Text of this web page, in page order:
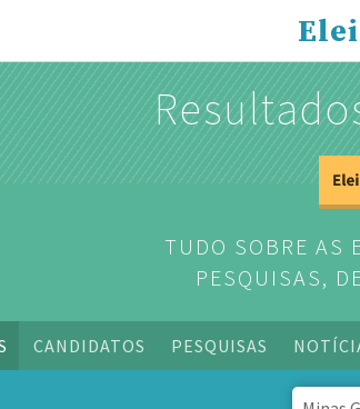
TUDO SOBRE AS
PESQUISAS,
CANDIDATOS PESQUISAS